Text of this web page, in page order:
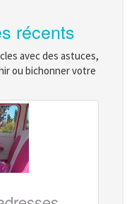
récents
avec des astuces,
ou bichonner votre